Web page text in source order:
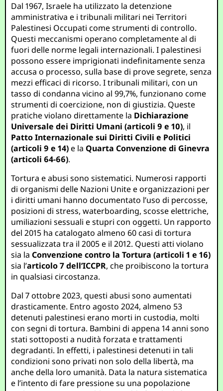
Dal 1967, Israele ha utilizzato la detenzione
amministrativa e i tribunali militari nei Territori
Palestinesi Occupati come strumenti di controllo.
Questi meccanismi operano completamente al di
fuori delle norme legali internazionali. I palestinesi
possono essere imprigionati indefinitamente senza
accusa o processo, sulla base di prove segrete, senza
mezzi efficaci di ricorso. I tribunali militari, con un
tasso di condanna vicino al 99,7%, funzionano come
strumenti di coercizione, non di giustizia. Queste
pratiche violano direttamente la Dichiarazione
Universale dei Diritti Umani (articoli 9 e 10), il
Patto Internazionale sui Diritti Civili e Politici
(articoli 9 e 14)e laQuarta Convenzione di Ginevra
(articoli 64-66).
Tortura e abusi sono sistematici. Numerosi rapporti
di organismi delle Nazioni Unite e organizzazioni per
i diritti umani hanno documentato l’uso di percosse,
posizioni di stress, waterboarding, scosse elettriche,
umiliazioni sessuali e stupri con oggetti. Un rapporto
del 2015 ha catalogato almeno 60 casi di tortura
sessualizzata tra il 2005 e il 2012. Questi atti violano
sia laConvenzione contro la Tortura (articoli 1 e 16)
sia l’articolo 7 dell’ICCPR, che proibiscono la tortura
in qualsiasi circostanza.
Dal 7 ottobre 2023, questi abusi sono aumentati
drasticamente. Entro agosto 2024, almeno 53
detenuti palestinesi erano morti in custodia, molti
con segni di tortura. Bambini di appena 14 anni sono
stati sottoposti a nudità forzata e trattamenti
degradanti. In effetti, i palestinesi detenuti in tali
condizioni sono privati non solo della libertà, ma
anche della loro umanità. Data la natura sistematica
e l’intento di fare pressione su una popolazione